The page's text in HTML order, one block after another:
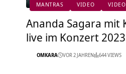
MANTRAS VIDEO
Ananda Sagara mit
live im Konzert 2023
OMKARA VOR 2 JAHREN 644 VIEWS